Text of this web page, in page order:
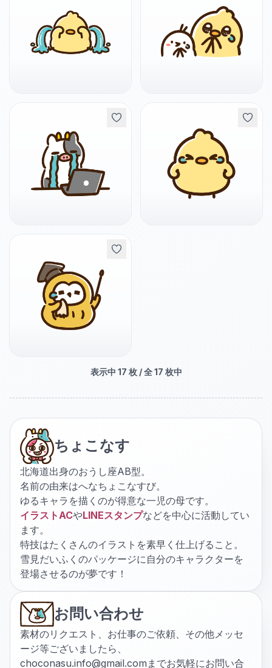
表示中 17 枚 / 全 17 枚中
ちょこなす
北海道出身のおうし座AB型。
名前の由来はへなちょこなすび。
ゆるキャラを描くのが得意な一児の母です。
イラストACやLINEスタンプなどを中心に活動してい
ます。
特技はたくさんのイラストを素早く仕上げること。
雪見だいふくのパッケージに自分のキャラクターを
登場させるのが夢です！
お問い合わせ
素材のリクエスト、お仕事のご依頼、その他メッセ
ージ等ございましたら、
choconasu.info@gmail.com までお気軽にお問い合